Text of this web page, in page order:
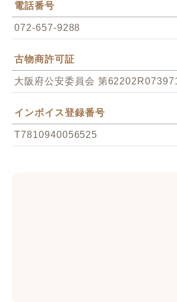
電話番号
072-657-9288
古物商許可証
大阪府公安委員会 第
インボイス登録番号
T7810940056525